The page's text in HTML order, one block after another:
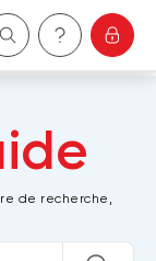
de recherche,